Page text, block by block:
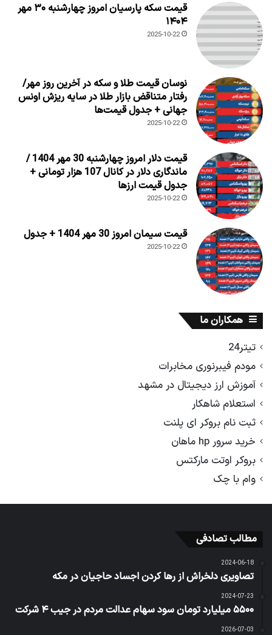
قیمت سکه پارسیان امروز چهارشنبه ۳۰ مهر
۱۴۰۴
2025-10-22
نوسان قیمت طلا و سکه در آخرین روز مهر/
رفتار متناقض بازار طلا در سایه ریزش اونس
جهانی + جدول قیمت‌ها
2025-10-22
قیمت دلار امروز چهارشنبه 30 مهر 1404 /
ماندگاری دلار در کانال 107 هزار تومانی +
جدول قیمت ارزها
2025-10-22
قیمت سیمان امروز 30 مهر 1404 + جدول
2025-10-22
همکاران ما
تیتر24
مودم فیبرنوری مخابرات
آموزش ارز دیجیتال در مشهد
استعلام شاهکار
ثبت نام بروکر ای پلنت
خرید سرور hp ماهان
بروکر اوتت مارکتس
وام با چک
مطالب تصادفی
2024-06-18
تصاویری دلخراش از رها کردن اجساد حاجیان در مکه
2024-07-23
۵۵۰۰ میلیارد تومان سود سهام عدالت مردم در جیب ۴ شرکت
2026-07-03